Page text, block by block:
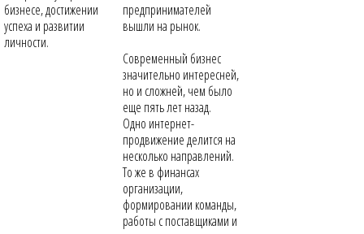
бизнесе, достижении
успеха и развитии
личности.
предпринимателей
вышли на рынок.
Современный бизнес
значительно интересней,
но и сложней, чем было
еще пять лет назад.
Одно интернет-
продвижение делится на
несколько направлений.
То же в финансах
организации,
формировании команды,
работы с поставщиками и